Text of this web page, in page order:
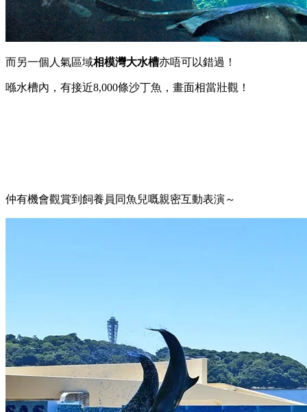
而另一個人氣區域相模灣大水槽亦唔可以錯過！
喺水槽內，有接近8,000條沙丁魚，畫面相當壯觀！